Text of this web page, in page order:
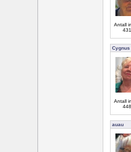
Antall
Cygnus
Antall
auau